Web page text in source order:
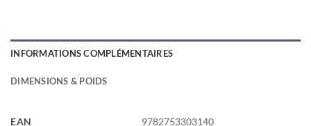
INFORMATIONS COMPLÉMENTAIRES
DIMENSIONS & POIDS
EAN 9782753303140